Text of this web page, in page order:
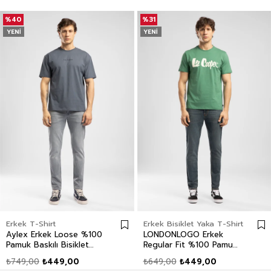
Erkek T-Shirt
Aylex Erkek Loose %100
Pamuk Baskılı Bisiklet
₺449,00
₺749,00
%40
YENI
Erkek Bisiklet Yaka T-Shirt
LONDONLOGO Erkek
Regular Fit %100 Pamuk
Shirt Yeşil₺449,00
₺649,00
%31
YENI